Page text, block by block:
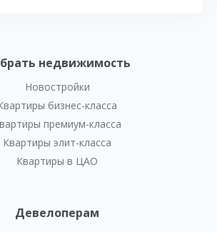
недвижимость
Новостройки
бизнес-класса
премиум-класса
Квартиры элит-класса
Квартиры в ЦАО
Девелоперам